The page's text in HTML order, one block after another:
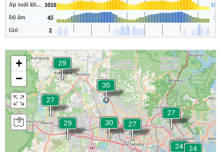
Áp suất không khí 1016
Độ ẩm
45
37
Gió
2
+
−